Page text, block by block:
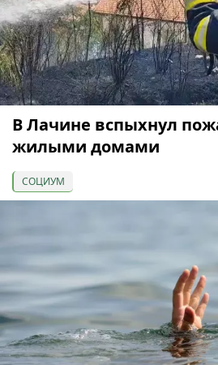
В Лачине вспыхнул
жилыми домами
СОЦИУМ